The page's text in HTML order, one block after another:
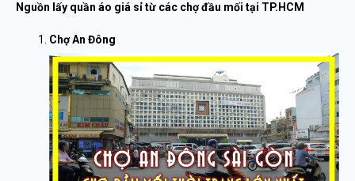
Nguồn lấy quần áo giá sỉ từ các chợ đầu mối tại TP.HCM
Chợ An Đông